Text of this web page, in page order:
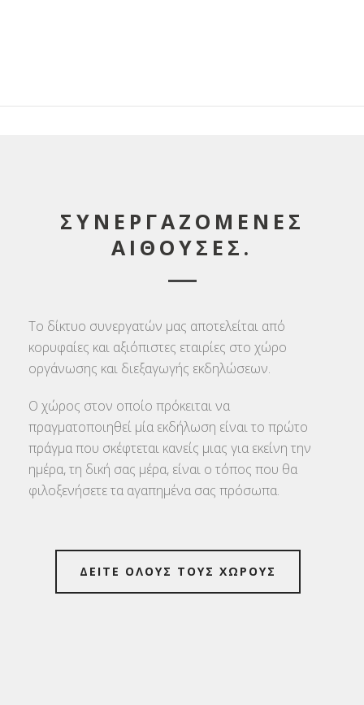
ΣΥΝΕΡΓΑΖΟΜΕΝΕΣ
ΑΙΘΟΥΣΕΣ.
Το δίκτυο συνεργατών μας αποτελείται από
κορυφαίες και αξιόπιστες εταιρίες στο χώρο
οργάνωσης και διεξαγωγής εκδηλώσεων.
Ο χώρος στον οποίο πρόκειται να
πραγματοποιηθεί μία εκδήλωση είναι το πρώτο
πράγμα που σκέφτεται κανείς μιας για εκείνη την
ημέρα, τη δική σας μέρα, είναι ο τόπος που θα
φιλοξενήσετε τα αγαπημένα σας πρόσωπα.
ΔΕΙΤΕ ΟΛΟΥΣ ΤΟΥΣ ΧΩΡΟΥΣ